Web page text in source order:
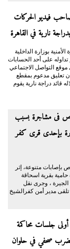
فيديو الحركات
نارية في القاهرة
بوزارة الداخلية
على أحد الحسابات
التواصل الاجتماعي
تعليق مدعوم بمقطع
قائد دراجة نارية يقوم
6 أشخاص فى مشاجرة بسبب
بإحدى قرى كفر
أشخاص بإصابات متنوعة، إثر
بقرية اسحاقة
، وجرى نقل
تلقى مدير أمن كفرالشيخ
أولى جلسات محاكمة
بضرب صحفي في حلوان